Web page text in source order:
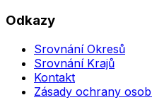
Odkazy
Srovnání Okresů
Srovnání Krajů
Kontakt
Zásady ochrany